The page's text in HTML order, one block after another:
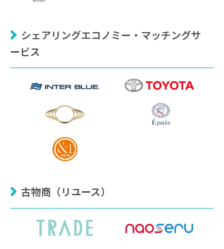
シェアリングエコノミー・マッチングサ
ービス
古物商（リユース）